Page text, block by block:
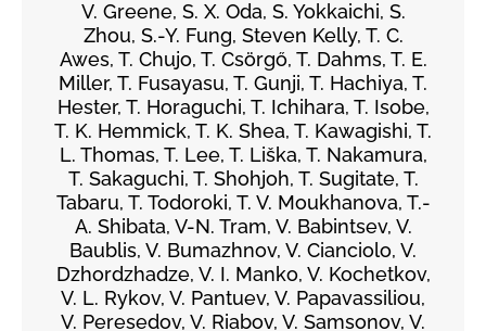
V. Greene, S. X. Oda, S. Yokkaichi, S.
Zhou, S.-Y. Fung, Steven Kelly, T. C.
Awes, T. Chujo, T. Csörgő, T. Dahms, T. E.
Miller, T. Fusayasu, T. Gunji, T. Hachiya, T.
Hester, T. Horaguchi, T. Ichihara, T. Isobe,
T. K. Hemmick, T. K. Shea, T. Kawagishi, T.
L. Thomas, T. Lee, T. Liška, T. Nakamura,
T. Sakaguchi, T. Shohjoh, T. Sugitate, T.
Tabaru, T. Todoroki, T. V. Moukhanova, T.-
A. Shibata, V-N. Tram, V. Babintsev, V.
Baublis, V. Bumazhnov, V. Cianciolo, V.
Dzhordzhadze, V. I. Manko, V. Kochetkov,
V. L. Rykov, V. Pantuev, V. Papavassiliou,
V. Peresedov, V. Riabov, V. Samsonov, V.